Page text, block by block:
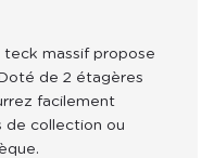
teck massif propose
de 2 étagères
facilement
de collection ou